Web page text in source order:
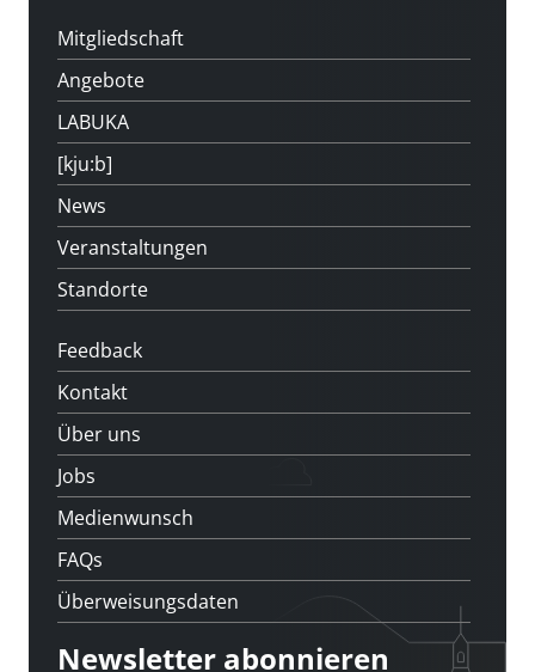
Mitgliedschaft
Angebote
LABUKA
[kju:b]
News
Veranstaltungen
Standorte
Feedback
Kontakt
Über uns
Jobs
Medienwunsch
FAQs
Überweisungsdaten
Newsletter abonnieren